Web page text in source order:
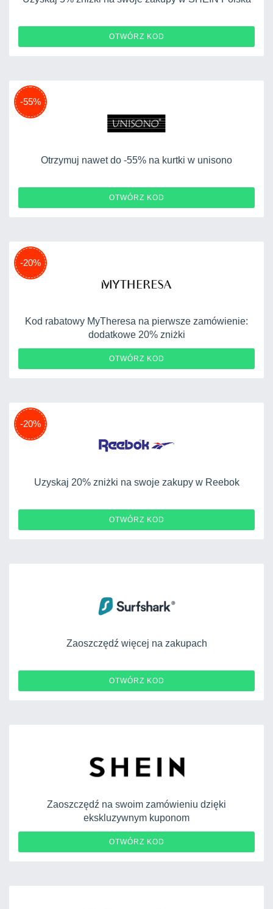
OTWÓRZ KOD
-55%
Otrzymuj nawet do -55% na kurtki w unisono
OTWÓRZ KOD
-20%
Kod rabatowy MyTheresa na pierwsze zamówienie:
dodatkowe 20% zniżki
OTWÓRZ KOD
-20%
Uzyskaj 20% zniżki na swoje zakupy w Reebok
OTWÓRZ KOD
Zaoszczędź więcej na zakupach
OTWÓRZ KOD
Zaoszczędź na swoim zamówieniu dzięki
ekskluzywnym kuponom
OTWÓRZ KOD